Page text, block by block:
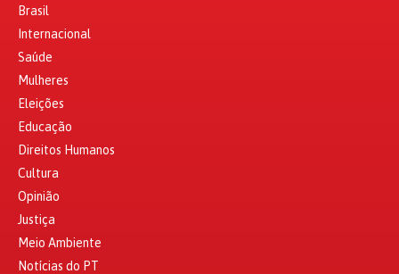
Brasil
Internacional
Saúde
Mulheres
Eleições
Educação
Direitos Humanos
Cultura
Opinião
Justiça
Meio Ambiente
Notícias do PT